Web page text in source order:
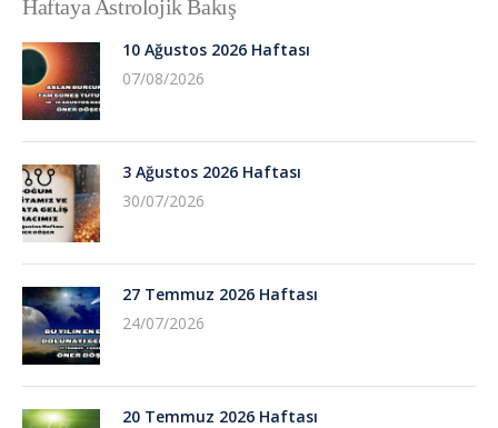
Haftaya Astrolojik Bakış
10 Ağustos 2026 Haftası
07/08/2026
3 Ağustos 2026 Haftası
30/07/2026
27 Temmuz 2026 Haftası
24/07/2026
20 Temmuz 2026 Haftası